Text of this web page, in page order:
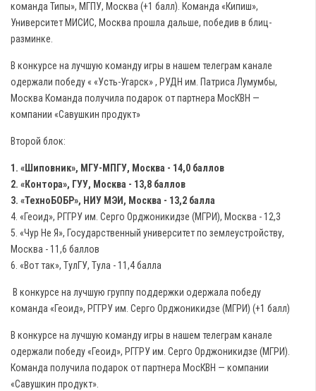
команда Типы», МГПУ, Москва (+1 балл). Команда «Кипиш»,
Университет МИСИС, Москва прошла дальше, победив в блиц-
разминке.
В конкурсе на лучшую команду игры в нашем телеграм канале
одержали победу « «Усть-Угарск» , РУДН им. Патриса Лумумбы,
Москва Команда получила подарок от партнера МосКВН —
компании «Савушкин продукт»
Второй блок:
1. «Шиповник», МГУ-МПГУ, Москва - 14,0 баллов
2. «Контора», ГУУ, Москва - 13,8 баллов
3. «ТехноБОБР», НИУ МЭИ, Москва - 13,2 балла
4. «Геоид», РГГРУ им. Серго Орджоникидзе (МГРИ), Москва - 12,3
5. «Чур Не Я», Государственный университет по землеустройству,
Москва - 11,6 баллов
6. «Вот так», ТулГУ, Тула - 11,4 балла
В конкурсе на лучшую группу поддержки одержала победу
команда «Геоид», РГГРУ им. Серго Орджоникидзе (МГРИ) (+1 балл)
В конкурсе на лучшую команду игры в нашем телеграм канале
одержали победу «Геоид», РГГРУ им. Серго Орджоникидзе (МГРИ).
Команда получила подарок от партнера МосКВН — компании
«Савушкин продукт».